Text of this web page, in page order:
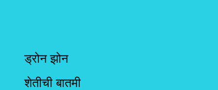
ड्रोन झोन
शेतीची बातमी